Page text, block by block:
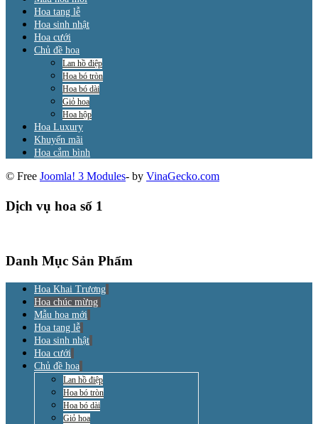
Hoa tang lễ
Hoa sinh nhật
Hoa cưới
Chủ đề hoa
Lan hồ điệp
Hoa bó tròn
Hoa bó dài
Giỏ hoa
Hoa hộp
Hoa Luxury
Khuyến mãi
Hoa cắm bình
© Free Joomla! 3 Modules- by VinaGecko.com
Dịch vụ hoa số 1
Danh Mục Sản Phẩm
Hoa Khai Trương
Hoa chúc mừng
Mẫu hoa mới
Hoa tang lễ
Hoa sinh nhật
Hoa cưới
Chủ đề hoa
Lan hồ điệp
Hoa bó tròn
Hoa bó dài
Giỏ hoa